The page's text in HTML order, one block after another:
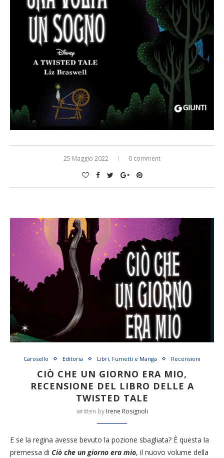
25 Maggio 2022 0 comment
Carosello Editoria Libri, Fumetti e Manga Recensioni
CIÒ CHE UN GIORNO ERA MIO,
RECENSIONE DEL LIBRO DELLE A
TWISTED TALE
written by Irene Rosignoli
E se la regina avesse bevuto la pozione sbagliata? È questa la
premessa di Ciò che un giorno era mio, il nuovo volume della